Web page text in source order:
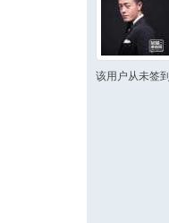
该用户从未签到